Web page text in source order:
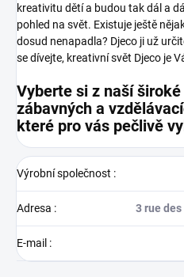
kreativitu dětí a budou tak dál a
pohled na svět. Existuje ještě
dosud nenapadla? Djeco ji už
se dívejte, kreativní svět Djeco je
Vyberte si z naší
zábavných a
které pro vás pečlivě
Výrobní společnost :
Adresa : 3 rue
E-mail :